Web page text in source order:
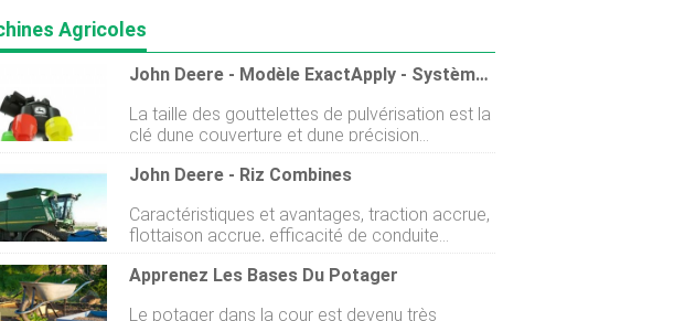
Agricoles
John Deere - Modèle ExactApply - Système De Contrôle Des Buses
La taille des gouttelettes de pulvérisation est la
clé dune couverture et dune précision
efficaces. Il doit être cohérent. Il doit sadapter
à la récolte. Il doit être appliqué au bon taux et
choisir la bonne taille de goutte pour votre
application avec ExactApply. Les bonnes
commande individuelle des buses, ExactApply
offre la précision à toutes les vitesses de
John Deere - Riz Combines
Caractéristiques et avantages, traction accrue,
flottaison accrue, efficacité de conduite
accrue, faibles dommages superficiels,
maintenir des vitesses au sol plus élevées,
Apprenez Les Bases Du Potager
Le potager dans la cour est devenu très